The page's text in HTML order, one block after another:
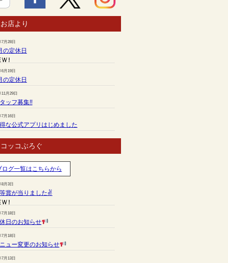
お店より
7月28日
の定休日
6月19日
の定休日
11月29日
ッフ募集!!
7月16日
な公式アプリはじめました
コッコぶろぐ
ログ一覧はこちらから
8月3日
賞が当りました✌
7月18日
日のお知らせ
7月18日
ュー変更のお知らせ
7月13日